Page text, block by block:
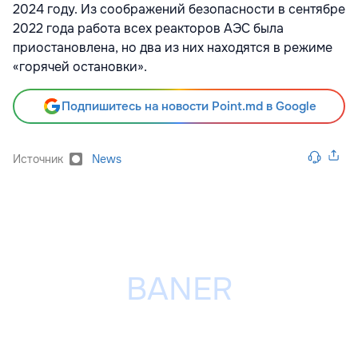
2024 году. Из соображений безопасности в сентябре
2022 года работа всех реакторов АЭС была
приостановлена, но два из них находятся в режиме
«горячей остановки».
Подпишитесь на новости Point.md в Google
Источник News